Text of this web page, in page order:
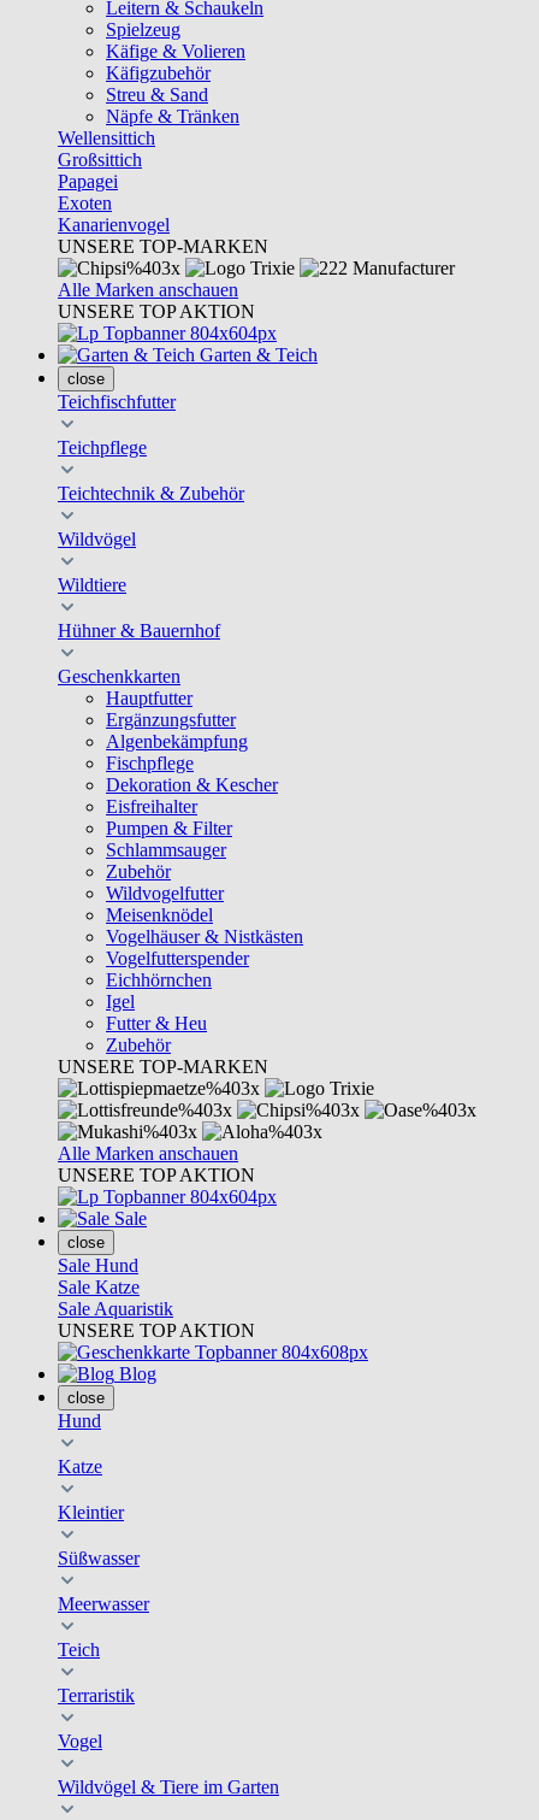
Leitern & Schaukeln
Spielzeug
Käfige & Volieren
Käfigzubehör
Streu & Sand
Näpfe & Tränken
Wellensittich
Großsittich
Papagei
Exoten
Kanarienvogel
UNSERE TOP-MARKEN
Alle Marken anschauen
UNSERE TOP AKTION
Garten & Teich
close
Teichfischfutter
Teichpflege
Teichtechnik & Zubehör
Wildvögel
Wildtiere
Hühner & Bauernhof
Geschenkkarten
Hauptfutter
Ergänzungsfutter
Algenbekämpfung
Fischpflege
Dekoration & Kescher
Eisfreihalter
Pumpen & Filter
Schlammsauger
Zubehör
Wildvogelfutter
Meisenknödel
Vogelhäuser & Nistkästen
Vogelfutterspender
Eichhörnchen
Igel
Futter & Heu
Zubehör
UNSERE TOP-MARKEN
Alle Marken anschauen
UNSERE TOP AKTION
Sale
close
Sale Hund
Sale Katze
Sale Aquaristik
UNSERE TOP AKTION
Blog
close
Hund
Katze
Kleintier
Süßwasser
Meerwasser
Teich
Terraristik
Vogel
Wildvögel & Tiere im Garten